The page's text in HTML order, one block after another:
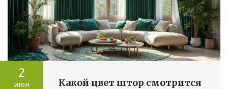
2
июн
Какой цвет штор смотрится